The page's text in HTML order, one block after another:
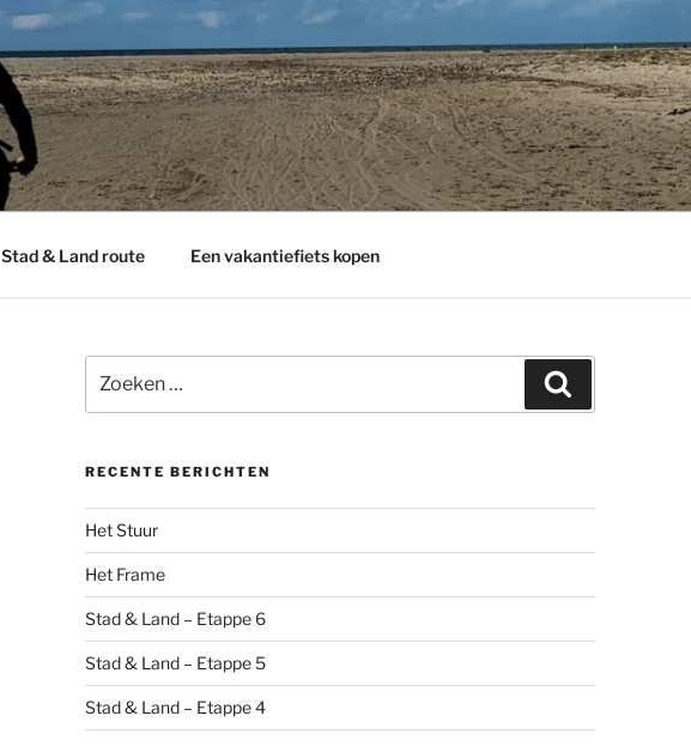
Stad & Land route Een vakantiefiets kopen
naar:
RECENTE BERICHTEN
Het Stuur
Het Frame
Stad & Land – Etappe 6
Stad & Land – Etappe 5
Stad & Land – Etappe 4